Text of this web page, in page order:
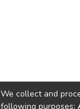
We collect and
following purposes: